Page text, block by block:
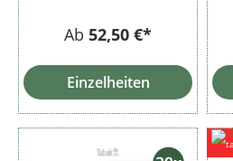
Ab 52,50 €*
Einzelheiten